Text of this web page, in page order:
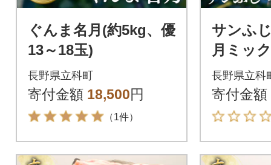
ぐんま名月(約5kg、優
13～18玉)
長野県立科町
寄付金額 18,500円
（1件）
サンふ
月ミッ
優16～
長野県立科
寄付金額